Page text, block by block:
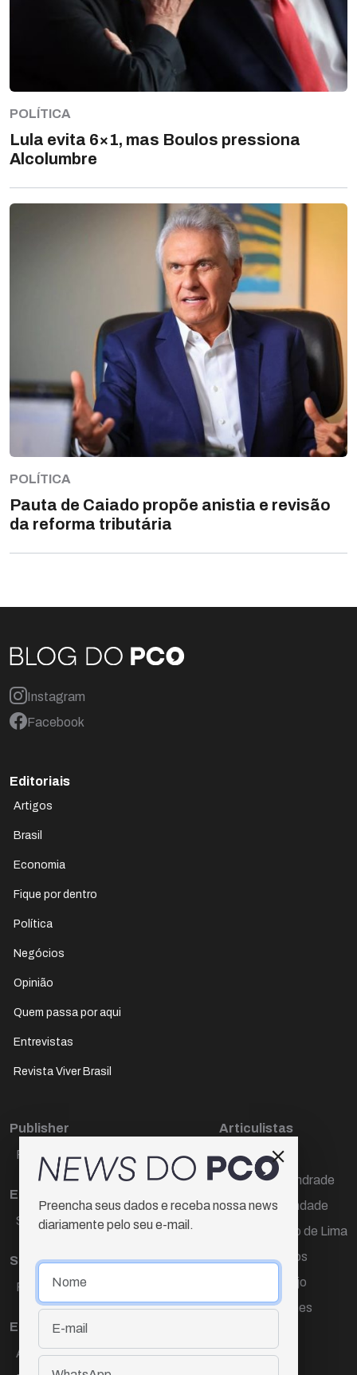
POLÍTICA
Lula evita 6×1, mas Boulos pressiona
Alcolumbre
POLÍTICA
Pauta de Caiado propõe anistia e revisão
da reforma tributária
Instagram
Facebook
Editoriais
Artigos
Brasil
Economia
Fique por dentro
Política
Negócios
Opinião
Quem passa por aqui
Entrevistas
Revista Viver Brasil
Publisher
Paulo Cesar de Oliveira
Editora Chefe
Sueli Cotta
Sub-editora
Raquel Ayres
Equipe
Ana Lúcia Cortez
Articulistas
Décio Freire
Dr Marcos Andrade
Hamilton Trindade
Igor Carvalho de Lima
Mario Campos
Renata Araújo
Wagner Gomes
Preencha seus dados e receba nossa news
diariamente pelo seu e-mail.